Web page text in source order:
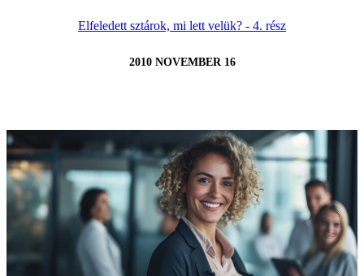
Elfeledett sztárok, mi lett velük? - 4. rész
2010 NOVEMBER 16